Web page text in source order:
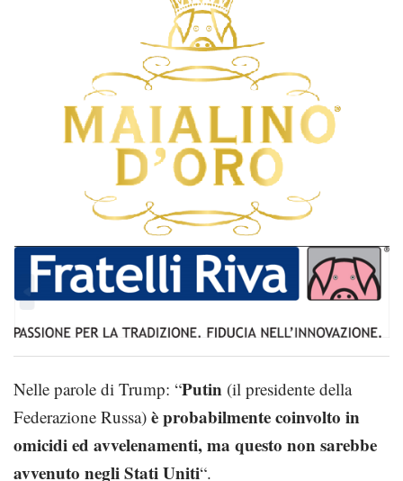
Nelle parole di Trump: “Putin (il presidente della
Federazione Russa) è probabilmente coinvolto in
omicidi ed avvelenamenti, ma questo non sarebbe
avvenuto negli Stati Uniti“.